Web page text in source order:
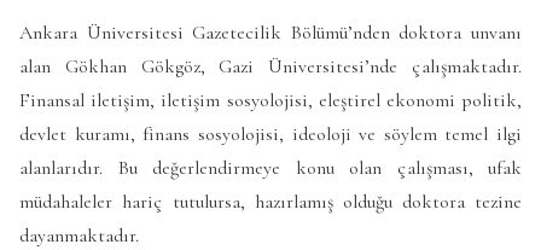
Ankara Üniversitesi Gazetecilik Bölümü’nden doktora unvanı
alan Gökhan Gökgöz, Gazi Üniversitesi’nde çalışmaktadır.
Finansal iletişim, iletişim sosyolojisi, eleştirel ekonomi politik,
devlet kuramı, finans sosyolojisi, ideoloji ve söylem temel ilgi
alanlarıdır. Bu değerlendirmeye konu olan çalışması, ufak
müdahaleler hariç tutulursa, hazırlamış olduğu doktora tezine
dayanmaktadır.